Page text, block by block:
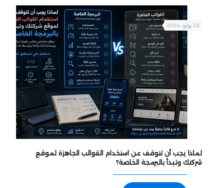
22 يوليو، 2026
لماذا يجب أن تتوقف عن استخدام القوالب الجاهزة لموقع
شركتك وتبدأ بالبرمجة الخاصة؟